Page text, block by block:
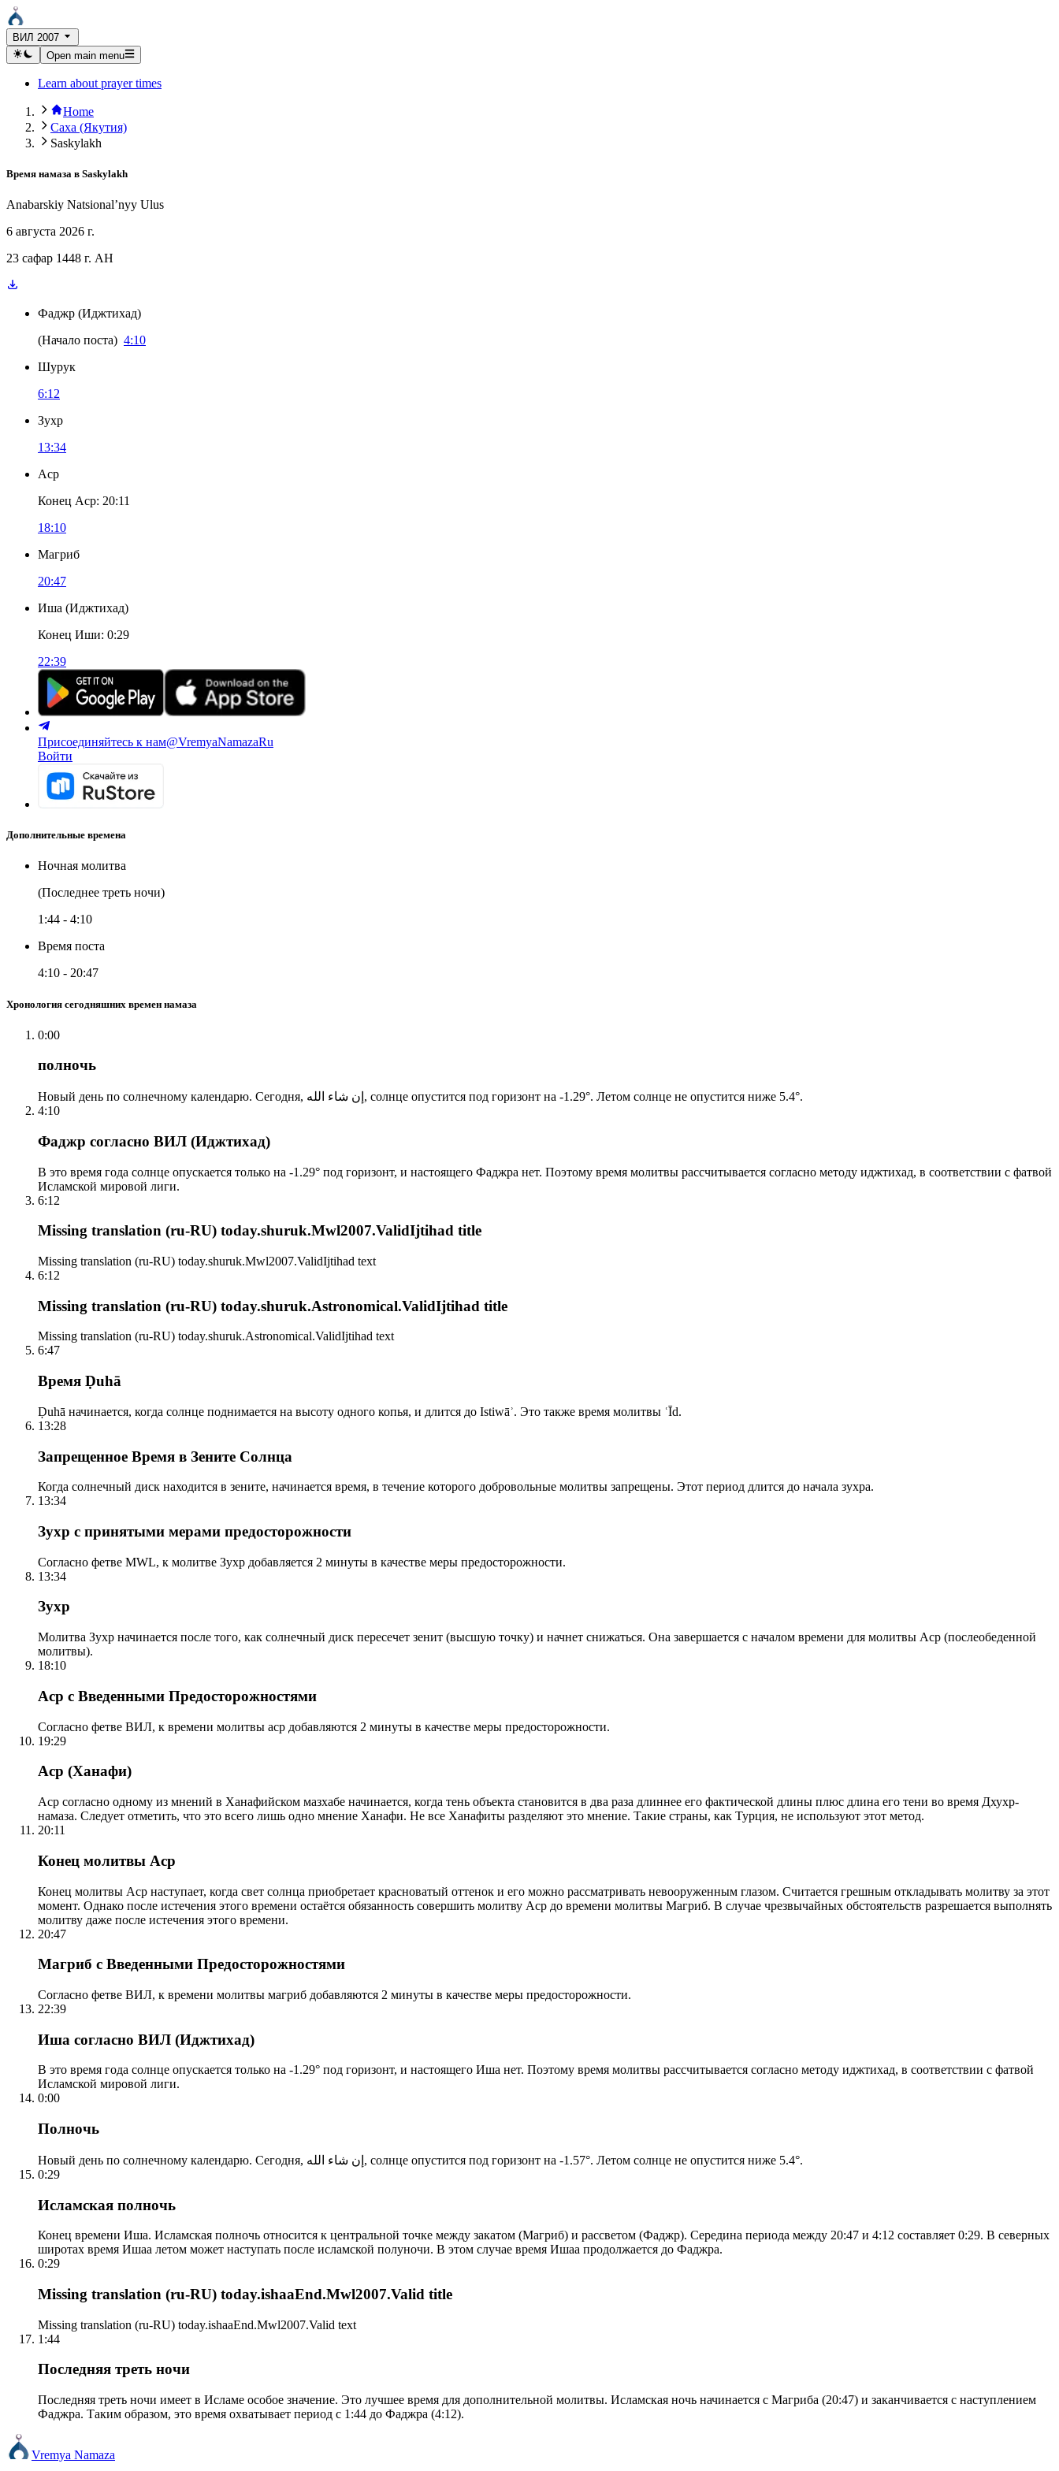
ВИЛ 2007
Open main menu
Learn about prayer times
Home
Саха (Якутия)
Saskylakh
Время намаза в Saskylakh
Anabarskiy Natsional’nyy Ulus
6 августа 2026 г.
23 сафар 1448 г. AH
Фаджр (Иджтихад)
(Начало поста) 4:10
Шурук
6:12
Зухр
13:34
Аср
Конец Аср: 20:11
18:10
Магриб
20:47
Иша (Иджтихад)
Конец Иши: 0:29
22:39
Присоединяйтесь к нам@VremyaNamazaRu
Войти
Дополнительные времена
Ночная молитва
(Последнее треть ночи)
1:44 - 4:10
Время поста
4:10 - 20:47
Хронология сегодняшних времен намаза
0:00
полночь
Новый день по солнечному календарю. Сегодня, إن شاء الله, солнце опустится под горизонт на -1.29°. Летом солнце не опустится ниже 5.4°.
4:10
Фаджр согласно ВИЛ (Иджтихад)
В это время года солнце опускается только на -1.29° под горизонт, и настоящего Фаджра нет. Поэтому время молитвы рассчитывается согласно методу иджтихад, в соответствии с фатвой
Исламской мировой лиги.
6:12
Missing translation (ru-RU) today.shuruk.Mwl2007.ValidIjtihad title
Missing translation (ru-RU) today.shuruk.Mwl2007.ValidIjtihad text
6:12
Missing translation (ru-RU) today.shuruk.Astronomical.ValidIjtihad title
Missing translation (ru-RU) today.shuruk.Astronomical.ValidIjtihad text
6:47
Время Ḍuhā
Ḍuhā начинается, когда солнце поднимается на высоту одного копья, и длится до Istiwāʾ. Это также время молитвы ʿĪd.
13:28
Запрещенное Время в Зените Солнца
Когда солнечный диск находится в зените, начинается время, в течение которого добровольные молитвы запрещены. Этот период длится до начала зухра.
13:34
Зухр с принятыми мерами предосторожности
Согласно фетве MWL, к молитве Зухр добавляется 2 минуты в качестве меры предосторожности.
13:34
Зухр
Молитва Зухр начинается после того, как солнечный диск пересечет зенит (высшую точку) и начнет снижаться. Она завершается с началом времени для молитвы Аср (послеобеденной
молитвы).
18:10
Аср с Введенными Предосторожностями
Согласно фетве ВИЛ, к времени молитвы аср добавляются 2 минуты в качестве меры предосторожности.
19:29
Аср (Ханафи)
Аср согласно одному из мнений в Ханафийском мазхабе начинается, когда тень объекта становится в два раза длиннее его фактической длины плюс длина его тени во время Дхухр-
намаза. Следует отметить, что это всего лишь одно мнение Ханафи. Не все Ханафиты разделяют это мнение. Такие страны, как Турция, не используют этот метод.
20:11
Конец молитвы Аср
Конец молитвы Аср наступает, когда свет солнца приобретает красноватый оттенок и его можно рассматривать невооруженным глазом. Считается грешным откладывать молитву за этот
момент. Однако после истечения этого времени остаётся обязанность совершить молитву Аср до времени молитвы Магриб. В случае чрезвычайных обстоятельств разрешается выполнять
молитву даже после истечения этого времени.
20:47
Магриб с Введенными Предосторожностями
Согласно фетве ВИЛ, к времени молитвы магриб добавляются 2 минуты в качестве меры предосторожности.
22:39
Иша согласно ВИЛ (Иджтихад)
В это время года солнце опускается только на -1.29° под горизонт, и настоящего Иша нет. Поэтому время молитвы рассчитывается согласно методу иджтихад, в соответствии с фатвой
Исламской мировой лиги.
0:00
Полночь
Новый день по солнечному календарю. Сегодня, إن شاء الله, солнце опустится под горизонт на -1.57°. Летом солнце не опустится ниже 5.4°.
0:29
Исламская полночь
Конец времени Иша. Исламская полночь относится к центральной точке между закатом (Магриб) и рассветом (Фаджр). Середина периода между 20:47 и 4:12 составляет 0:29. В северных
широтах время Ишаа летом может наступать после исламской полуночи. В этом случае время Ишаа продолжается до Фаджра.
0:29
Missing translation (ru-RU) today.ishaaEnd.Mwl2007.Valid title
Missing translation (ru-RU) today.ishaaEnd.Mwl2007.Valid text
1:44
Последняя треть ночи
Последняя треть ночи имеет в Исламе особое значение. Это лучшее время для дополнительной молитвы. Исламская ночь начинается с Магриба (20:47) и заканчивается с наступлением
Фаджра. Таким образом, это время охватывает период с 1:44 до Фаджра (4:12).
Vremya Namaza